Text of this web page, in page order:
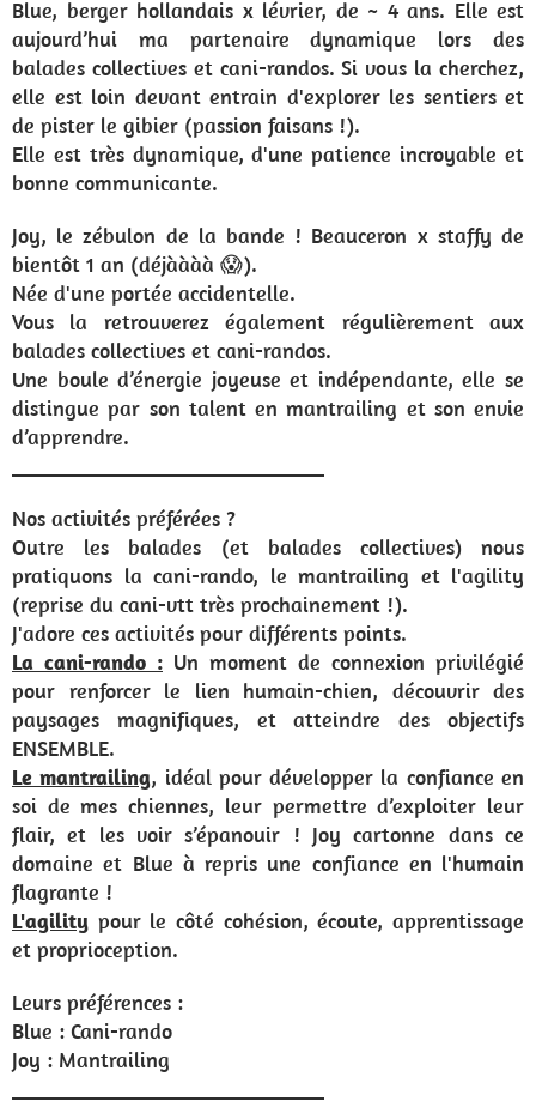
Blue, berger hollandais x lévrier, de ~ 4 ans. Elle est
aujourd’hui ma partenaire dynamique lors des
balades collectives et cani-randos. Si vous la cherchez,
elle est loin devant entrain d'explorer les sentiers et
de pister le gibier (passion faisans !).
Elle est très dynamique, d'une patience incroyable et
bonne communicante.
Joy, le zébulon de la bande ! Beauceron x staffy de
bientôt 1 an (déjàààà 😱).
Née d'une portée accidentelle.
Vous la retrouverez également régulièrement aux
balades collectives et cani-randos.
Une boule d’énergie joyeuse et indépendante, elle se
distingue par son talent en mantrailing et son envie
d’apprendre.
Nos activités préférées ?
Outre les balades (et balades collectives) nous
pratiquons la cani-rando, le mantrailing et l'agility
(reprise du cani-vtt très prochainement !).
J'adore ces activités pour différents points.
La cani-rando : Un moment de connexion privilégié
pour renforcer le lien humain-chien, découvrir des
paysages magnifiques, et atteindre des objectifs
ENSEMBLE.
Le mantrailing, idéal pour développer la confiance en
soi de mes chiennes, leur permettre d’exploiter leur
flair, et les voir s’épanouir ! Joy cartonne dans ce
domaine et Blue à repris une confiance en l'humain
flagrante !
L'agility pour le côté cohésion, écoute, apprentissage
et proprioception.
Leurs préférences :
Blue : Cani-rando
Joy : Mantrailing